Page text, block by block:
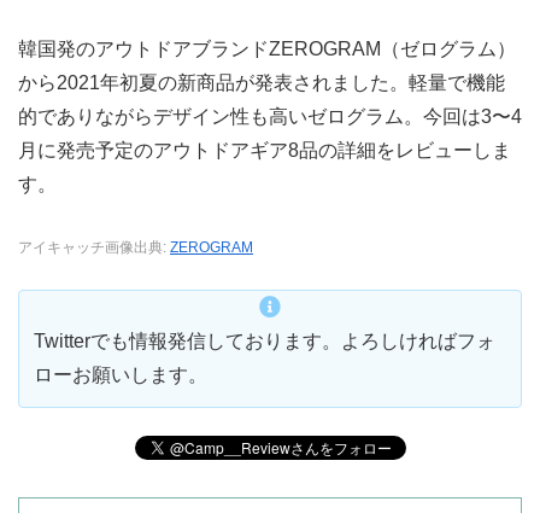
韓国発のアウトドアブランドZEROGRAM（ゼログラム）
から2021年初夏の新商品が発表されました。軽量で機能
的でありながらデザイン性も高いゼログラム。今回は3〜4
月に発売予定のアウトドアギア8品の詳細をレビューしま
す。
アイキャッチ画像出典: ZEROGRAM
Twitterでも情報発信しております。よろしければフォ
ローお願いします。